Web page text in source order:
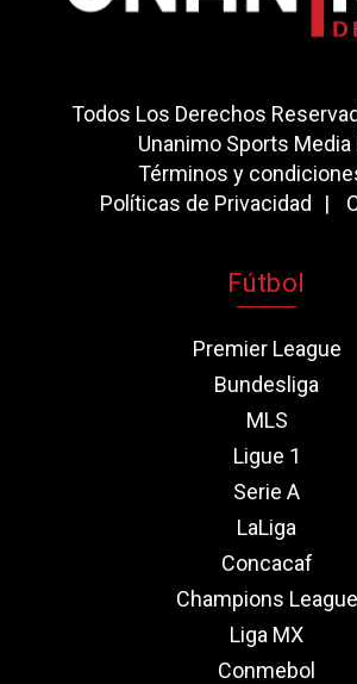
Todos Los Derechos
Unanimo Sports Media
Términos y
Políticas de Privacidad
Fútbol
Premier League
Bundesliga
MLS
Ligue 1
Serie A
LaLiga
Concacaf
Champions League
Liga MX
Conmebol